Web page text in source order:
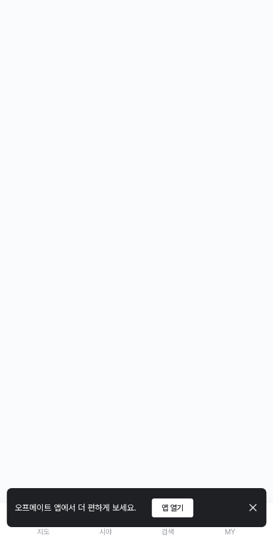
오프메이트 앱에서 더 편하게 보세요. 앱 열기
지도 시야 검색 MY